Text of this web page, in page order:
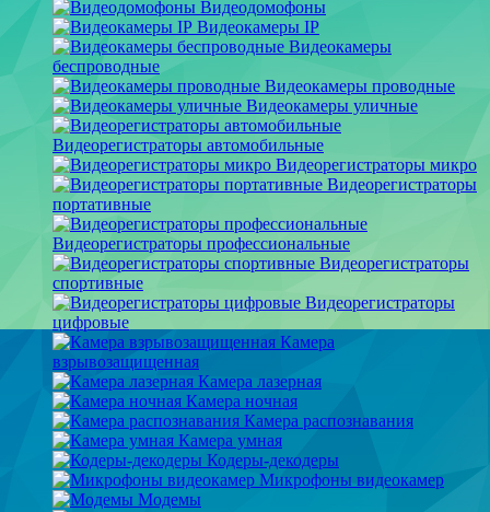
Видеодомофоны
Видеокамеры IP
Видеокамеры
беспроводные
Видеокамеры проводные
Видеокамеры уличные
Видеорегистраторы автомобильные
Видеорегистраторы микро
Видеорегистраторы
портативные
Видеорегистраторы профессиональные
Видеорегистраторы
спортивные
Видеорегистраторы
цифровые
Камера
взрывозащищенная
Камера лазерная
Камера ночная
Камера распознавания
Камера умная
Кодеры-декодеры
Микрофоны видеокамер
Модемы